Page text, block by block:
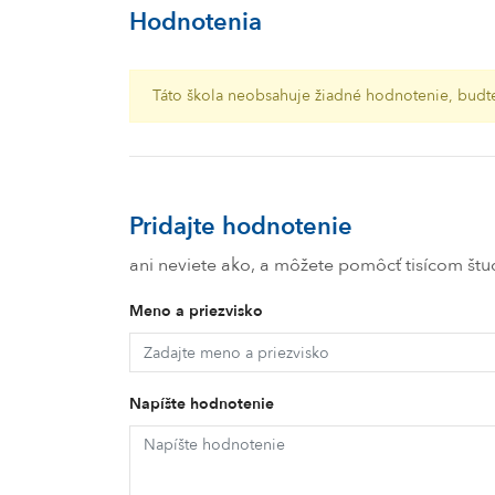
Hodnotenia
Táto škola neobsahuje žiadné hodnotenie,
Pridajte hodnotenie
ani neviete ako, a môžete pomôcť tisícom
Meno a priezvisko
Napíšte hodnotenie